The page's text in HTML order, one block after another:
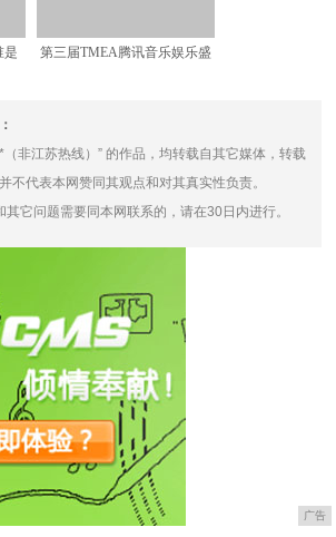
是
第三届TMEA腾讯音乐娱乐盛
非江苏热线）” 的作品，均转载自其它媒体，转载
不代表本网赞同其观点和对其真实性负责。
它问题需要同本网联系的，请在30日内进行。
广告